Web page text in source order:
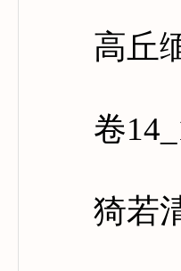
高丘缅
卷
猗若清